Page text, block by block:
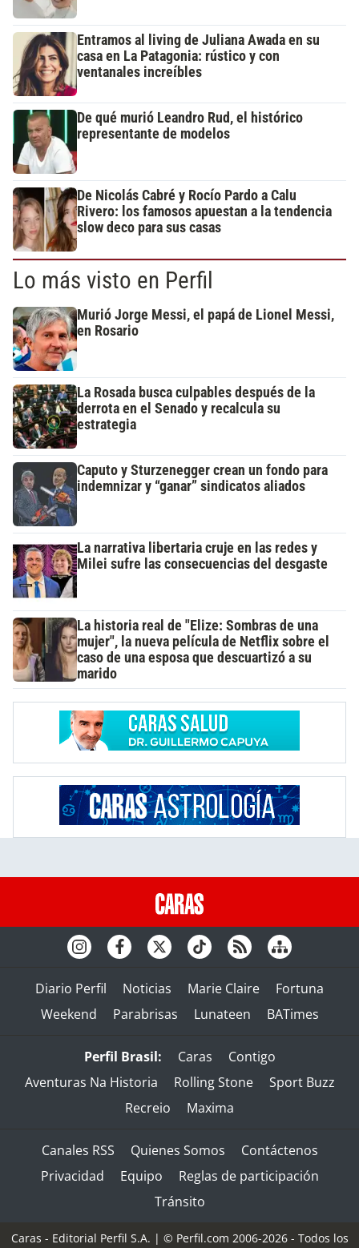
Entramos al living de Juliana Awada en su
casa en La Patagonia: rústico y con
ventanales increíbles
De qué murió Leandro Rud, el histórico
representante de modelos
De Nicolás Cabré y Rocío Pardo a Calu
Rivero: los famosos apuestan a la tendencia
slow deco para sus casas
Lo más visto en Perfil
Murió Jorge Messi, el papá de Lionel Messi,
en Rosario
La Rosada busca culpables después de la
derrota en el Senado y recalcula su
estrategia
Caputo y Sturzenegger crean un fondo para
indemnizar y “ganar” sindicatos aliados
La narrativa libertaria cruje en las redes y
Milei sufre las consecuencias del desgaste
La historia real de "Elize: Sombras de una
mujer", la nueva película de Netflix sobre el
caso de una esposa que descuartizó a su
marido
Diario Perfil Noticias Marie Claire
Fortuna
Weekend
Parabrisas Lunateen BATimes
Perfil Brasil: Caras
Contigo
Aventuras Na Historia
Rolling Stone
Sport Buzz
Recreio
Maxima
Canales RSS Quienes Somos
Contáctenos
Privacidad
Equipo
Reglas de participación
Tránsito
Caras - Editorial Perfil S.A. | © Perfil.com 2006-2026 - Todos los